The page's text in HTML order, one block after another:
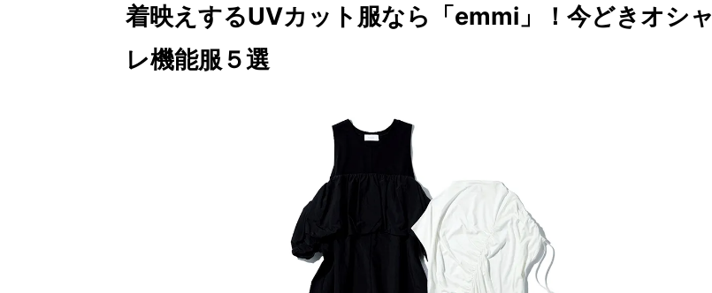
着映えするUVカット服なら「emmi」！今どきオシャ
レ機能服５選